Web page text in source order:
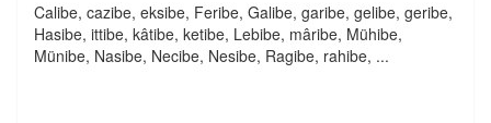
Calibe, cazibe, eksibe, Feribe, Galibe, garibe, gelibe, geribe,
Hasibe, ittibe, kâtibe, ketibe, Lebibe, mâribe, Mühibe,
Münibe, Nasibe, Necibe, Nesibe, Ragibe, rahibe, ...